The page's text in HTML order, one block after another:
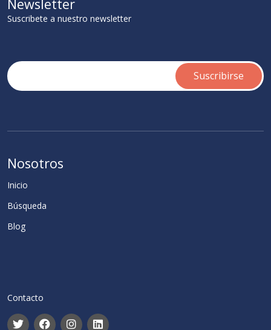
Newsletter
Suscribete a nuestro newsletter
Nosotros
Inicio
Búsqueda
Blog
Contacto